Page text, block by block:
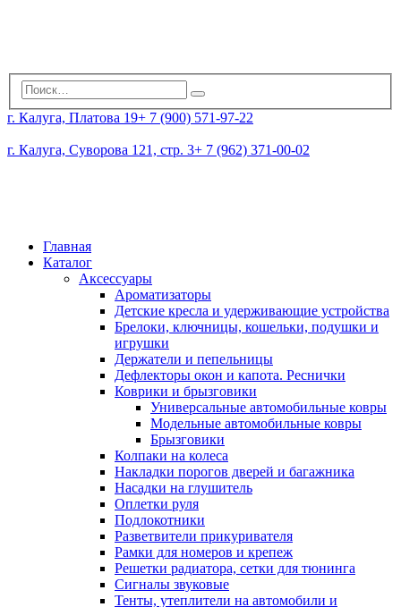
г. Калуга, Платова 19+ 7 (900) 571-97-22
г. Калуга, Суворова 121, стр. 3+ 7 (962) 371-00-02
Главная
Каталог
Аксессуары
Ароматизаторы
Детские кресла и удерживающие устройства
Брелоки, ключницы, кошельки, подушки и
игрушки
Держатели и пепельницы
Дефлекторы окон и капота. Реснички
Коврики и брызговики
Универсальные автомобильные ковры
Модельные автомобильные ковры
Брызговики
Колпаки на колеса
Накладки порогов дверей и багажника
Насадки на глушитель
Оплетки руля
Подлокотники
Разветвители прикуривателя
Рамки для номеров и крепеж
Решетки радиатора, сетки для тюнинга
Сигналы звуковые
Тенты, утеплители на автомобили и